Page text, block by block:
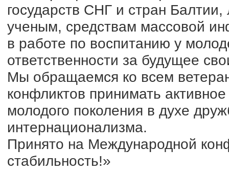
государств СНГ и стран
ученым, средствам массовой
в работе по воспитанию у
ответственности за будущее
Мы обращаемся ко всем
конфликтов принимать
молодого поколения в духе
интернационализма.
Принято на Международной
стабильность!»